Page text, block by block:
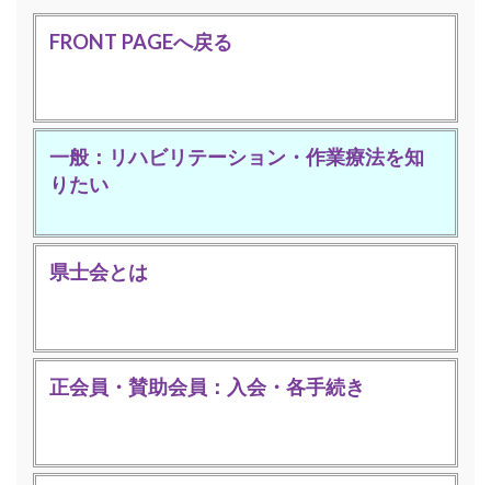
FRONT PAGEへ戻る
一般：リハビリテーション・作業療法を知
りたい
県士会とは
正会員・賛助会員：入会・各手続き